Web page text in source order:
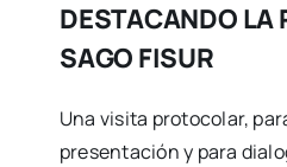
DESTACANDO LA
SAGO FISUR
Una visita protocolar,
presentación y para